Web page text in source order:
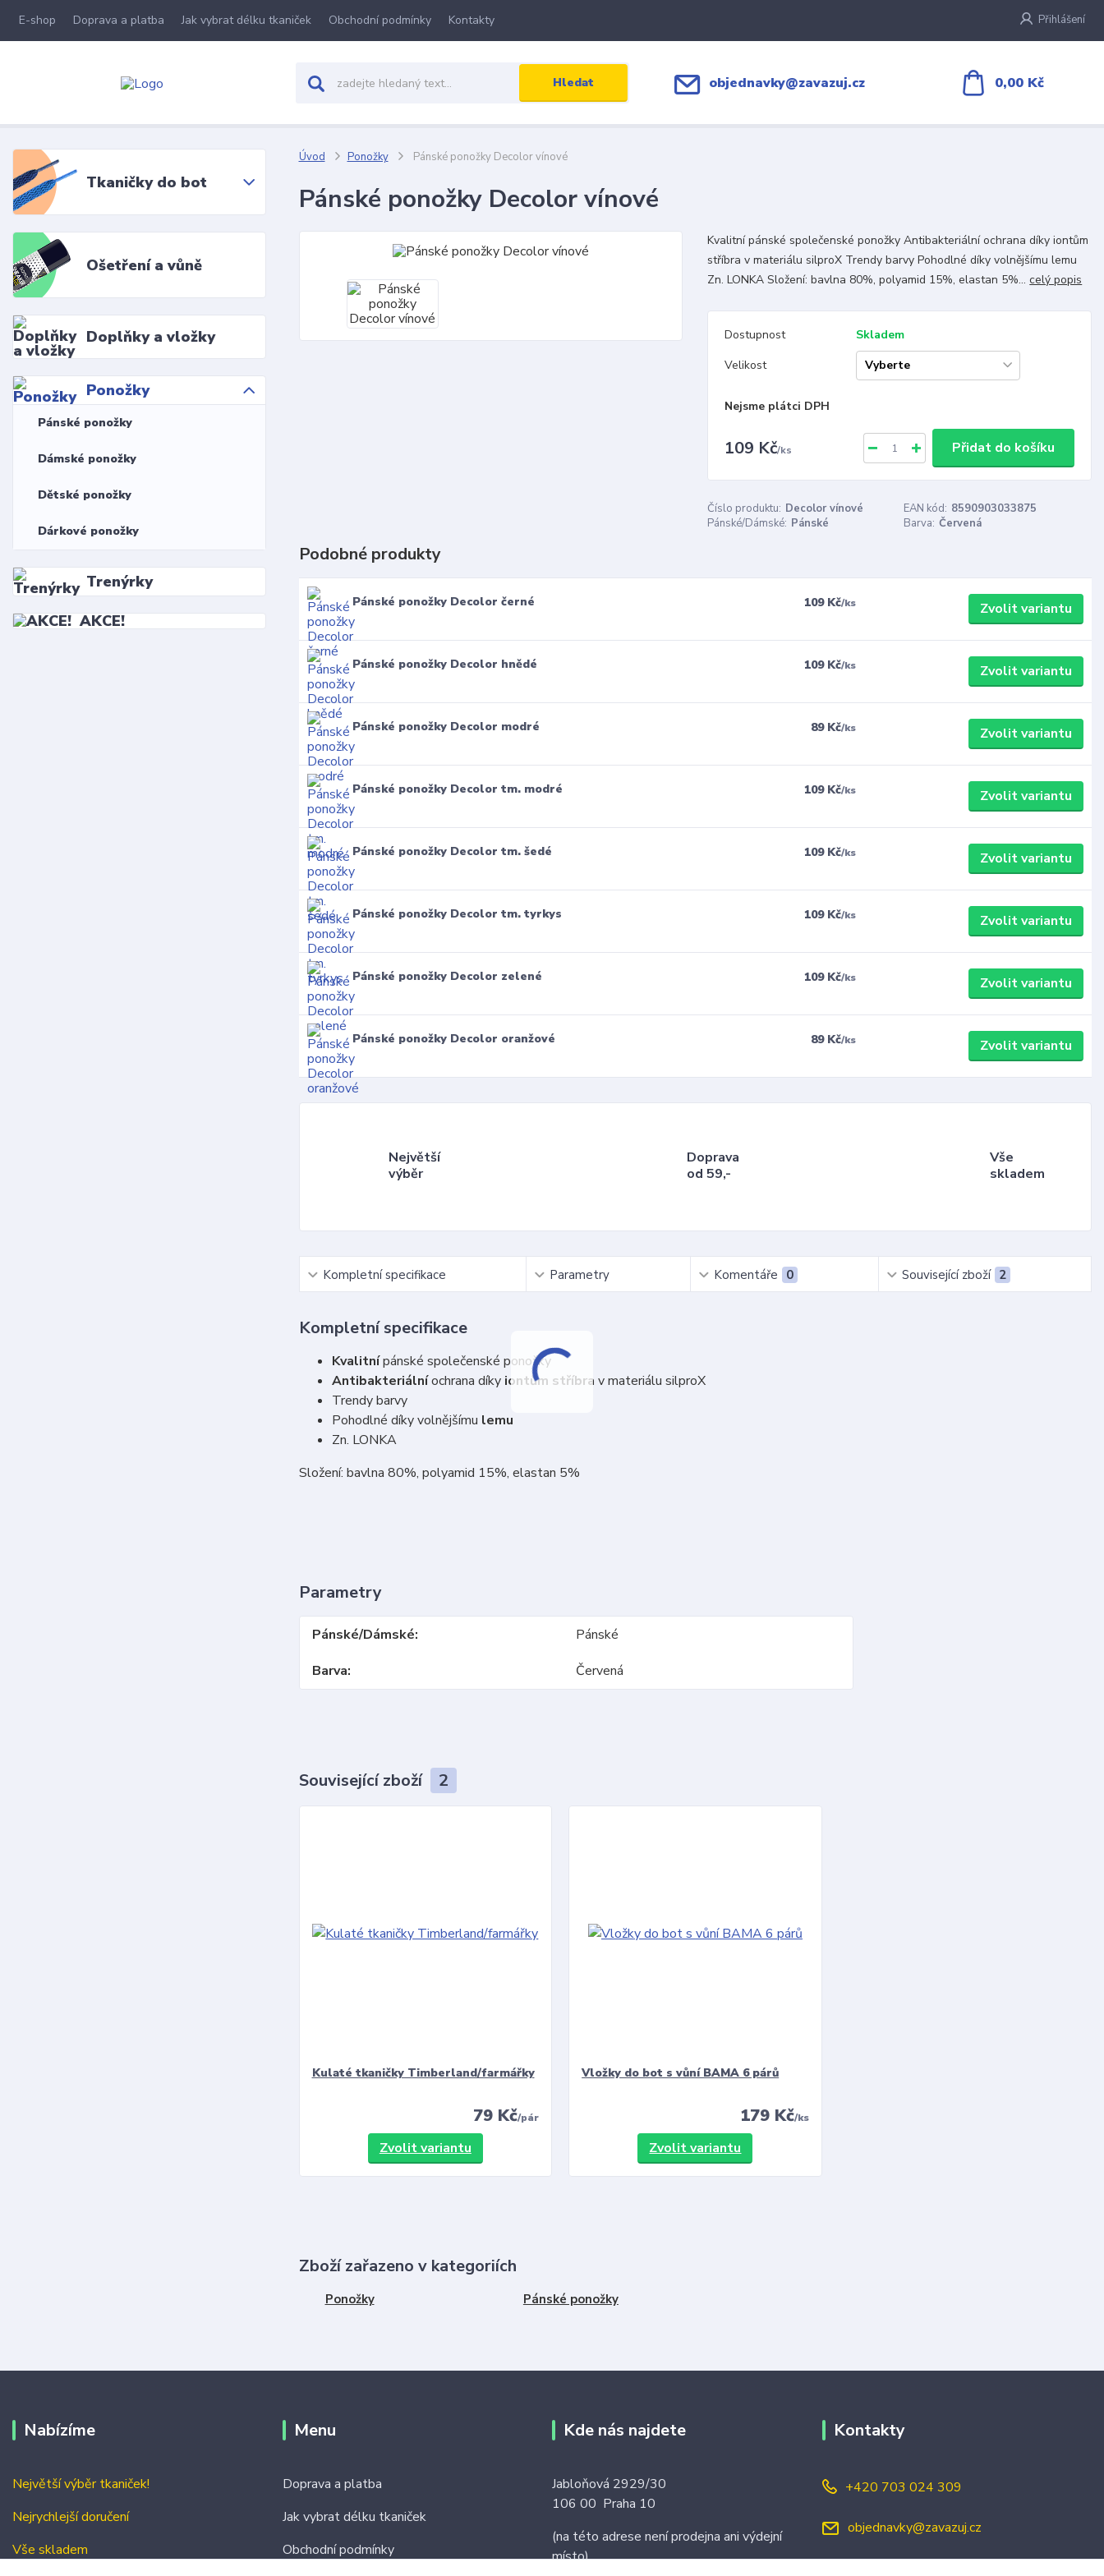
E-shop Doprava a platba Jak vybrat délku tkaniček Obchodní podmínky Kontakty Přihlášení
Hledat objednavky@zavazuj.cz 0,00 Kč
Tkaničky do bot
Ošetření a vůně
Doplňky a vložky
Ponožky
Pánské ponožky
Dámské ponožky
Dětské ponožky
Dárkové ponožky
Trenýrky
AKCE!
Úvod Ponožky Pánské ponožky Decolor vínové
Pánské ponožky Decolor vínové
Kvalitní pánské společenské ponožky Antibakteriální ochrana díky iontům
stříbra v materiálu silproX Trendy barvy Pohodlné díky volnějšímu lemu
Zn. LONKA Složení: bavlna 80%, polyamid 15%, elastan 5%...celý popis
Dostupnost
Skladem
Velikost
Nejsme plátci DPH
109 Kč/ks Přidat do košíku
Číslo produktu: Decolor vínové EAN kód: 8590903033875
Pánské/Dámské: Pánské Barva: Červená
Podobné produkty
Pánské ponožky Decolor černé 109 Kč/ks Zvolit variantu
Pánské ponožky Decolor hnědé 109 Kč/ks Zvolit variantu
Pánské ponožky Decolor modré 89 Kč/ks Zvolit variantu
Pánské ponožky Decolor tm. modré 109 Kč/ks Zvolit variantu
Pánské ponožky Decolor tm. šedé 109 Kč/ks Zvolit variantu
Pánské ponožky Decolor tm. tyrkys 109 Kč/ks Zvolit variantu
Pánské ponožky Decolor zelené 109 Kč/ks Zvolit variantu
Pánské ponožky Decolor oranžové 89 Kč/ks Zvolit variantu
Největší
výběr
Doprava
od 59,-
Vše
skladem
Kompletní specifikace Parametry Komentáře 0 Související zboží 2
Kompletní specifikace
Kvalitnípánské společenské ponožky
Antibakteriálníochrana díky iontům stříbra v materiálu silproX
Trendy barvy
Pohodlné díky volnějšímu lemu
Zn. LONKA
Složení: bavlna 80%, polyamid 15%, elastan 5%
Parametry
Pánské/Dámské
Pánské
Barva
Červená
Související zboží 2
Kulaté tkaničky Timberland/farmářky
79 Kč/pár
Zvolit variantu
Vložky do bot s vůní BAMA 6 párů
179 Kč/ks
Zvolit variantu
Zboží zařazeno v kategoriích
Ponožky Pánské ponožky
Nabízíme
Největší výběr tkaniček!
Nejrychlejší doručení
Vše skladem
Menu
Doprava a platba
Jak vybrat délku tkaniček
Obchodní podmínky
Kde nás najdete
Jabloňová 2929/30
106 00 Praha 10
(na této adrese není prodejna ani výdejní
místo)
Kontakty
+420 703 024 309
objednavky@zavazuj.cz